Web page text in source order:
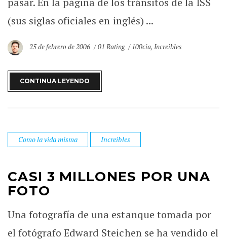
(sus siglas oficiales en inglés) ...
25 de febrero de 2006 01 Rating 100cia,Increibles
CONTINUA LEYENDO
Como la vida misma Increibles
CASI 3 MILLONES POR UNA
FOTO
Una fotografía de una estanque tomada por
el fotógrafo Edward Steichen se ha vendido el